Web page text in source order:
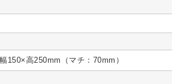
広告入】宅配120
高さ3段階変更可
格※
【宅配80サイズ】定
04）
【広告入
能）※キャンペーン
価格※
ズ 段ボール箱
番段ボール箱（DA0
イズ 段ボ
150×高250mm（マチ：70mm）